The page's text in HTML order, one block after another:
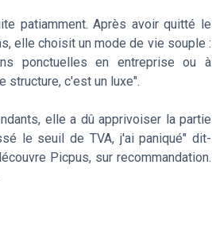
patiamment. Après avoir quitté le
elle choisit un mode de vie souple :
ponctuelles en entreprise ou à
structure, c'est un luxe".
elle a dû apprivoiser la partie
le seuil de TVA, j'ai paniqué" dit-
Picpus, sur recommandation.